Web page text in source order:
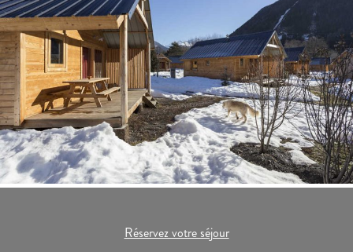
Réservez votre séjour